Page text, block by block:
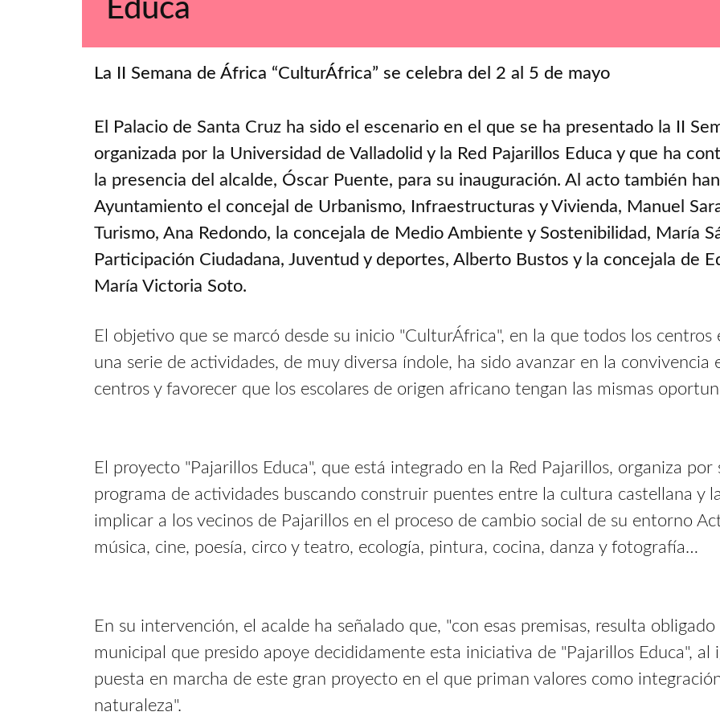
Educa
La II Semana de África “CulturÁfrica” se celebra del 2 al 5 de mayo
El Palacio de Santa Cruz ha sido el escenario en el que se ha presentado la II
organizada por la Universidad de Valladolid y la Red Pajarillos Educa y que ha
la presencia del alcalde, Óscar Puente, para su inauguración. Al acto también
Ayuntamiento el concejal de Urbanismo, Infraestructuras y Vivienda, Manuel
Turismo, Ana Redondo, la concejala de Medio Ambiente y Sostenibilidad, María
Participación Ciudadana, Juventud y deportes, Alberto Bustos y la concejala de
María Victoria Soto.
El objetivo que se marcó desde su inicio "CulturÁfrica", en la que todos los
una serie de actividades, de muy diversa índole, ha sido avanzar en la convivencia
centros y favorecer que los escolares de origen africano tengan las mismas
El proyecto "Pajarillos Educa", que está integrado en la Red Pajarillos, organiza
programa de actividades buscando construir puentes entre la cultura castellana y
implicar a los vecinos de Pajarillos en el proceso de cambio social de su entorno
música, cine, poesía, circo y teatro, ecología, pintura, cocina, danza y fotografía…
En su intervención, el acalde ha señalado que, "con esas premisas, resulta
municipal que presido apoye decididamente esta iniciativa de "Pajarillos Educa", al
puesta en marcha de este gran proyecto en el que priman valores como
naturaleza".